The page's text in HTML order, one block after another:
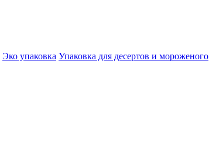
Эко упаковка Упаковка для десертов и мороженого